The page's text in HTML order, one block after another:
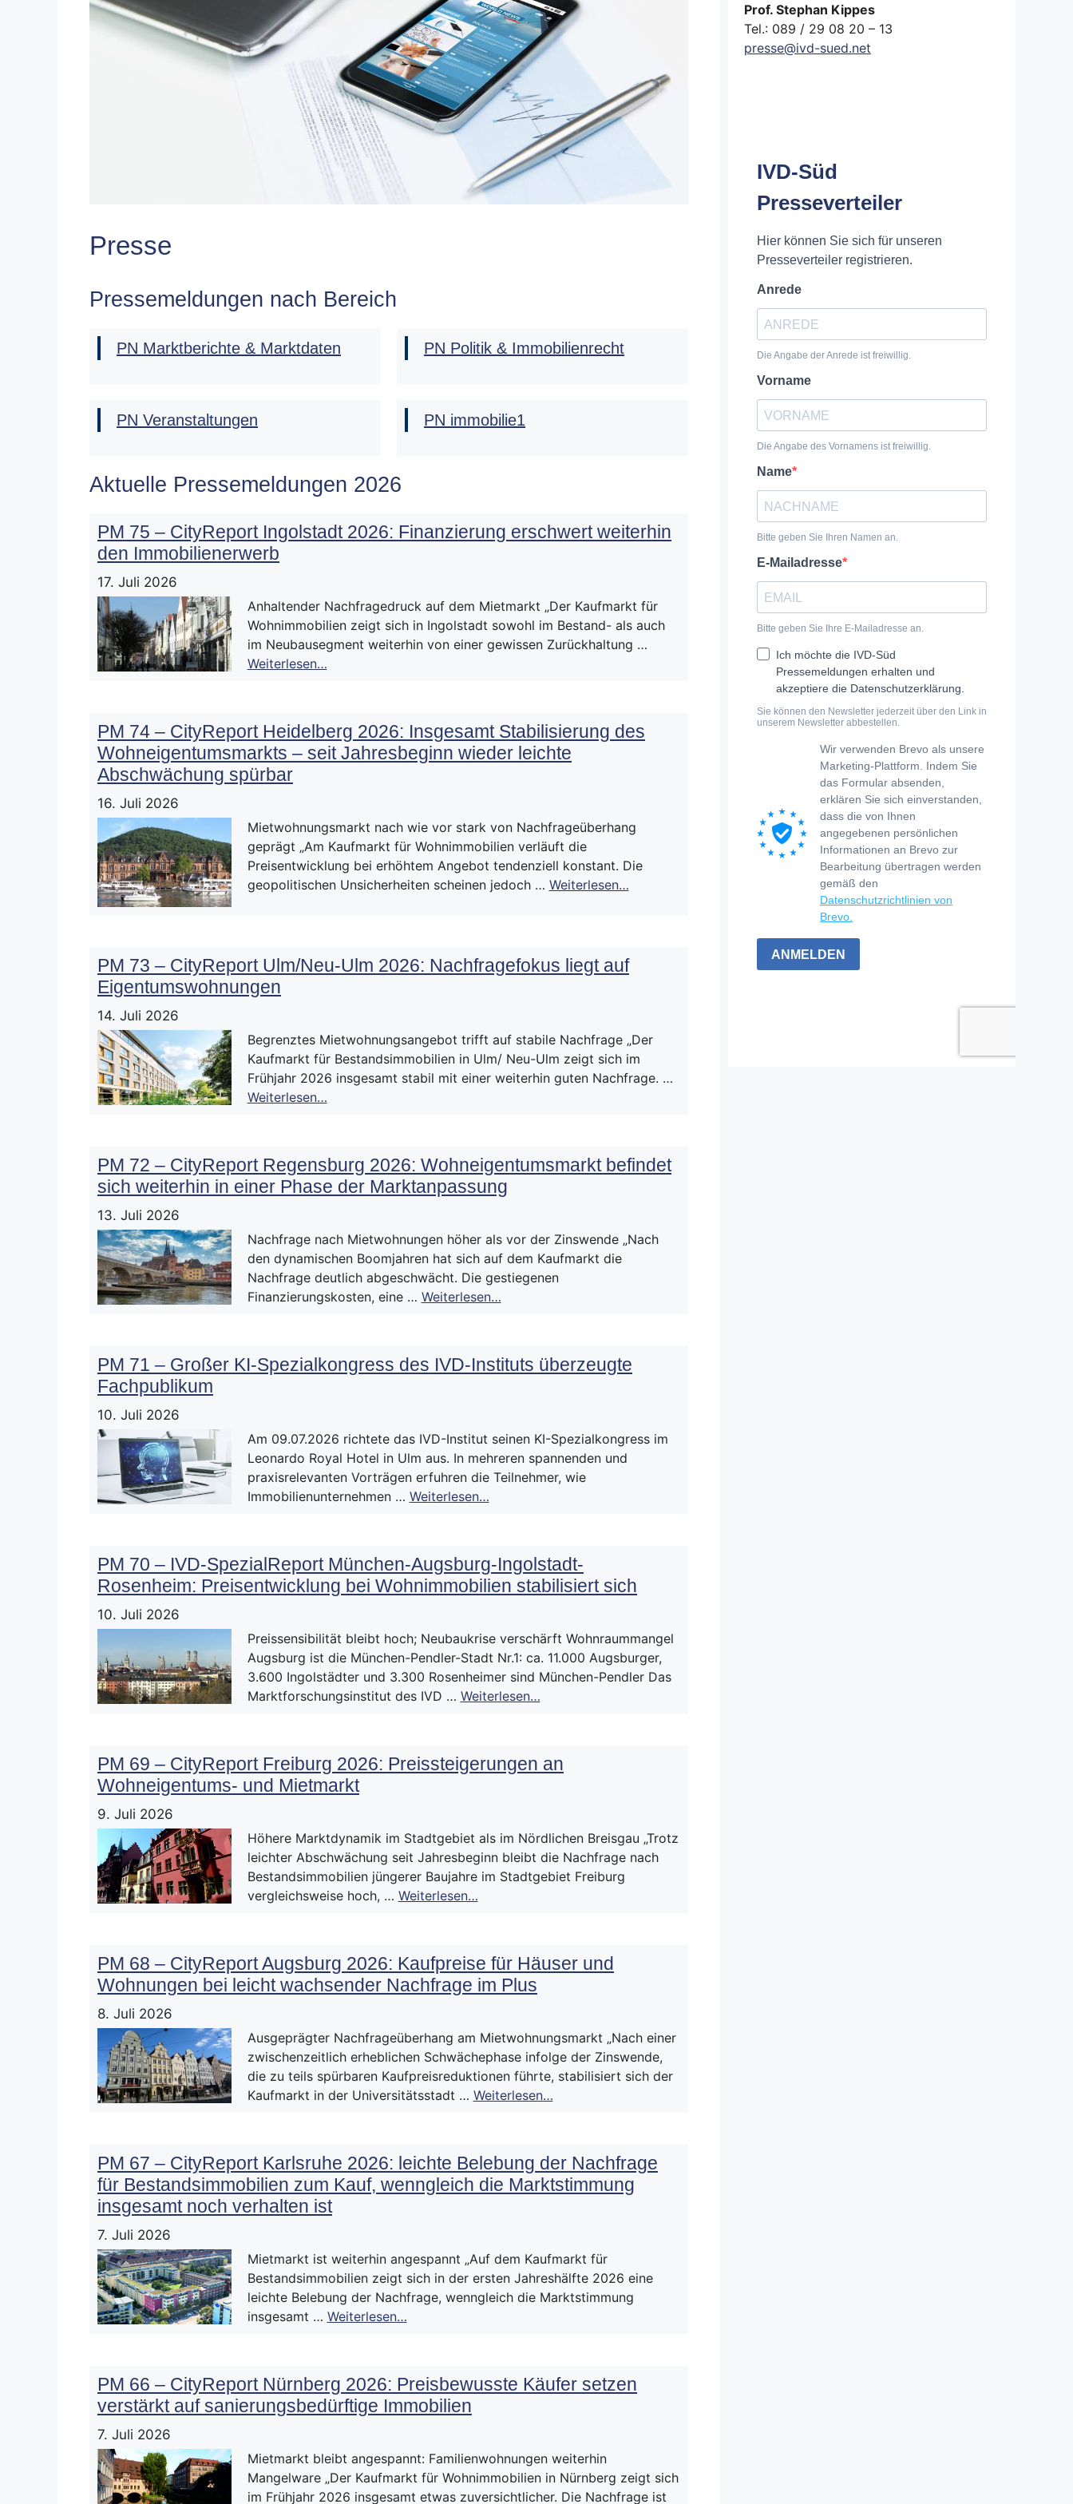
Presse
Pressemeldungen nach Bereich
PN Marktberichte & Marktdaten PN Politik & Immobilienrecht
PN Veranstaltungen PN immobilie1
Aktuelle Pressemeldungen 2026
PM 75 – CityReport Ingolstadt 2026: Finanzierung erschwert weiterhin
den Immobilienerwerb
17. Juli 2026
Anhaltender Nachfragedruck auf dem Mietmarkt „Der Kaufmarkt für
Wohnimmobilien zeigt sich in Ingolstadt sowohl im Bestand- als auch
im Neubausegment weiterhin von einer gewissen Zurückhaltung …
Weiterlesen…
PM 74 – CityReport Heidelberg 2026: Insgesamt Stabilisierung des
Wohneigentumsmarkts – seit Jahresbeginn wieder leichte
Abschwächung spürbar
16. Juli 2026
Mietwohnungsmarkt nach wie vor stark von Nachfrageüberhang
geprägt „Am Kaufmarkt für Wohnimmobilien verläuft die
Preisentwicklung bei erhöhtem Angebot tendenziell konstant. Die
geopolitischen Unsicherheiten scheinen jedoch … Weiterlesen…
PM 73 – CityReport Ulm/Neu-Ulm 2026: Nachfragefokus liegt auf
Eigentumswohnungen
14. Juli 2026
Begrenztes Mietwohnungsangebot trifft auf stabile Nachfrage „Der
Kaufmarkt für Bestandsimmobilien in Ulm/ Neu-Ulm zeigt sich im
Frühjahr 2026 insgesamt stabil mit einer weiterhin guten Nachfrage. …
Weiterlesen…
PM 72 – CityReport Regensburg 2026: Wohneigentumsmarkt befindet
sich weiterhin in einer Phase der Marktanpassung
13. Juli 2026
Nachfrage nach Mietwohnungen höher als vor der Zinswende „Nach
den dynamischen Boomjahren hat sich auf dem Kaufmarkt die
Nachfrage deutlich abgeschwächt. Die gestiegenen
Finanzierungskosten, eine … Weiterlesen…
PM 71 – Großer KI-Spezialkongress des IVD-Instituts überzeugte
Fachpublikum
10. Juli 2026
Am 09.07.2026 richtete das IVD-Institut seinen KI-Spezialkongress im
Leonardo Royal Hotel in Ulm aus. In mehreren spannenden und
praxisrelevanten Vorträgen erfuhren die Teilnehmer, wie
Immobilienunternehmen … Weiterlesen…
PM 70 – IVD-SpezialReport München-Augsburg-Ingolstadt-
Rosenheim: Preisentwicklung bei Wohnimmobilien stabilisiert sich
10. Juli 2026
Preissensibilität bleibt hoch; Neubaukrise verschärft Wohnraummangel
Augsburg ist die München-Pendler-Stadt Nr.1: ca. 11.000 Augsburger,
3.600 Ingolstädter und 3.300 Rosenheimer sind München-Pendler Das
Marktforschungsinstitut des IVD … Weiterlesen…
PM 69 – CityReport Freiburg 2026: Preissteigerungen an
Wohneigentums- und Mietmarkt
9. Juli 2026
Höhere Marktdynamik im Stadtgebiet als im Nördlichen Breisgau „Trotz
leichter Abschwächung seit Jahresbeginn bleibt die Nachfrage nach
Bestandsimmobilien jüngerer Baujahre im Stadtgebiet Freiburg
vergleichsweise hoch, … Weiterlesen…
PM 68 – CityReport Augsburg 2026: Kaufpreise für Häuser und
Wohnungen bei leicht wachsender Nachfrage im Plus
8. Juli 2026
Ausgeprägter Nachfrageüberhang am Mietwohnungsmarkt „Nach einer
zwischenzeitlich erheblichen Schwächephase infolge der Zinswende,
die zu teils spürbaren Kaufpreisreduktionen führte, stabilisiert sich der
Kaufmarkt in der Universitätsstadt … Weiterlesen…
PM 67 – CityReport Karlsruhe 2026: leichte Belebung der Nachfrage
für Bestandsimmobilien zum Kauf, wenngleich die Marktstimmung
insgesamt noch verhalten ist
7. Juli 2026
Mietmarkt ist weiterhin angespannt „Auf dem Kaufmarkt für
Bestandsimmobilien zeigt sich in der ersten Jahreshälfte 2026 eine
leichte Belebung der Nachfrage, wenngleich die Marktstimmung
insgesamt … Weiterlesen…
PM 66 – CityReport Nürnberg 2026: Preisbewusste Käufer setzen
verstärkt auf sanierungsbedürftige Immobilien
7. Juli 2026
Mietmarkt bleibt angespannt: Familienwohnungen weiterhin
Mangelware „Der Kaufmarkt für Wohnimmobilien in Nürnberg zeigt sich
im Frühjahr 2026 insgesamt etwas zuversichtlicher. Die Nachfrage ist
Prof. Stephan Kippes
Tel.: 089 / 29 08 20 – 13
presse@ivd-sued.net